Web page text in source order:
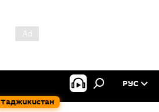
Таджикистан
РУС